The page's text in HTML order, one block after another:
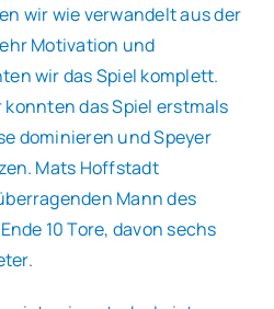
wir wie verwandelt aus der
Motivation und
wir das Spiel komplett.
das Spiel erstmals
dominieren und Speyer
Mats Hoffstadt
Mann des
10 Tore, davon sechs